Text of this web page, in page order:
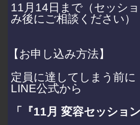
11月14日まで（セッシ
み後にご相談ください）
【お申し込み方法】
定員に達してしまう前に
LINE公式から
「『11月 変容セッショ